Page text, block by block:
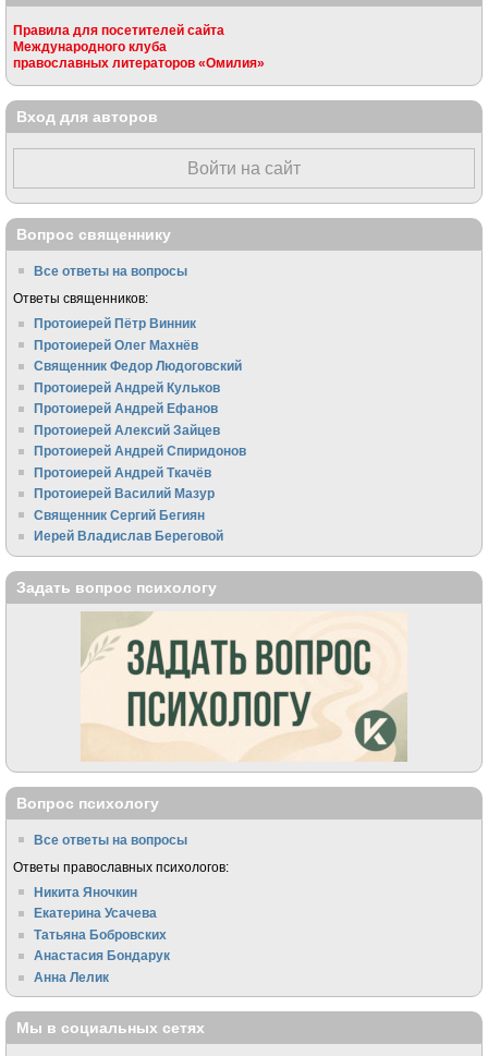
Правила для посетителей сайта
Международного клуба
православных литераторов «Омилия»
Вход для авторов
Войти на сайт
Вопрос священнику
Все ответы на вопросы
Ответы священников:
Протоиерей Пётр Винник
Протоиерей Олег Махнёв
Священник Федор Людоговский
Протоиерей Андрей Кульков
Протоиерей Андрей Ефанов
Протоиерей Алексий Зайцев
Протоиерей Андрей Спиридонов
Протоиерей Андрей Ткачёв
Протоиерей Василий Мазур
Священник Сергий Бегиян
Иерей Владислав Береговой
Задать вопрос психологу
Вопрос психологу
Все ответы на вопросы
Ответы православных психологов:
Никита Яночкин
Екатерина Усачева
Татьяна Бобровских
Анастасия Бондарук
Анна Лелик
Мы в социальных сетях